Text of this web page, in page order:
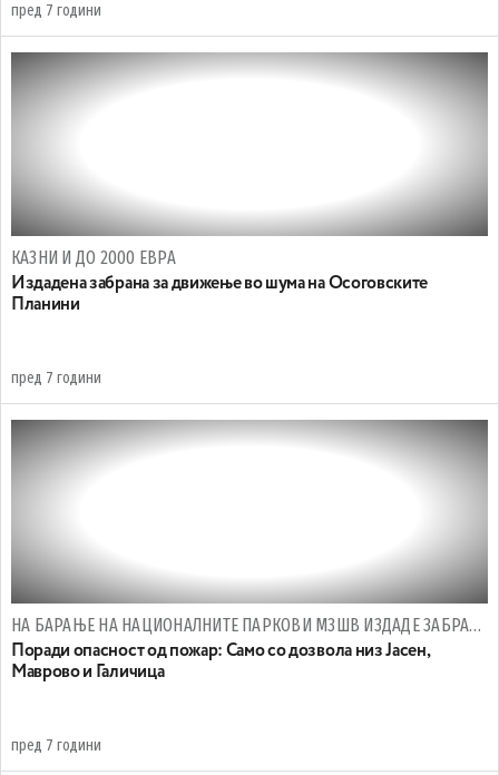
пред 7 години
КАЗНИ И ДО 2000 ЕВРА
Издадена забрана за движење во шума на Осоговските
Планини
пред 7 години
НА БАРАЊЕ НА НАЦИОНАЛНИТЕ ПАРКОВИ МЗШВ ИЗДАДЕ ЗАБРАНА
Поради опасност од пожар: Само со дозвола низ Јасен,
Маврово и Галичица
пред 7 години